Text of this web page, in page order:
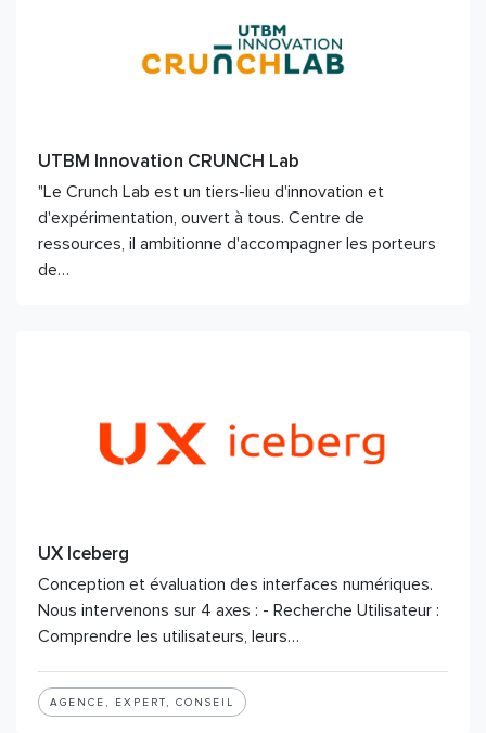
UTBM Innovation CRUNCH Lab
"Le Crunch Lab est un tiers-lieu d'innovation et
d'expérimentation, ouvert à tous. Centre de
ressources, il ambitionne d'accompagner les porteurs
de…
UX Iceberg
Conception et évaluation des interfaces numériques.
Nous intervenons sur 4 axes : - Recherche Utilisateur :
Comprendre les utilisateurs, leurs…
AGENCE, EXPERT, CONSEIL